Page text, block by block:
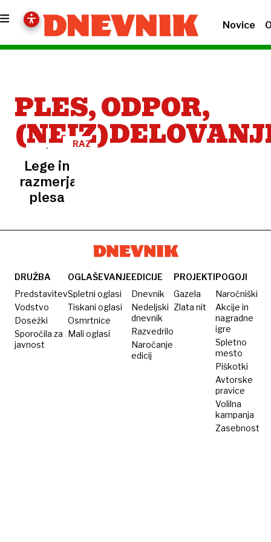
Novice
PLES, ODPOR,
RAZSTAVA
Lege in
razmerja
plesa
DRUŽBA
Predstavitev
Vodstvo
Dosežki
Sporočila za
javnost
OGLAŠEVANJE
Spletni oglasi
Tiskani oglasi
Osmrtnice
Mali oglasi
EDICIJE
Dnevnik
Nedeljski
dnevnik
Razvedrilo
Naročanje
edicij
PROJEKTI
Gazela
Zlata nit
POGOJI
Naročniški
Akcije in
nagradne
igre
Spletno
mesto
Piškotki
Avtorske
pravice
Volilna
kampanja
Zasebnost